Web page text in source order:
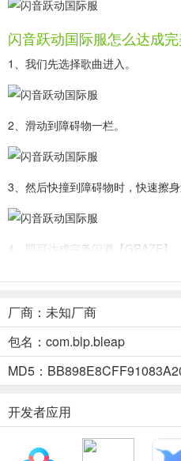
闪音跃动国际服怎么达成
1、我们先选择歌曲进入。
2、滑动到障碍物一栏。
3、然后快撞到障碍物时，快速擦身
4、即可达成完美闪避【GRAZE】。
游戏特色
1、免费加入Prelude并解锁主游戏
2、升级到Bleap+，免费获得所有
4、创新操控+动态视觉效果。
厂商：未知厂商
包名：com.blp.bleap
MD5：
开发者应用